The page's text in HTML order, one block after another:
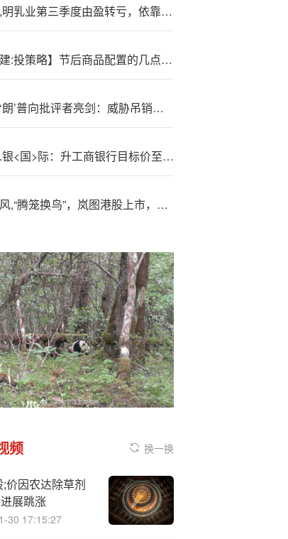
光,明乳业第三季度由盈转亏，依靠出售亏损资产“回血”
【建:投策略】节后商品配置的几点想法
特‘朗’普向批评者亮剑：威胁吊销电视台执照，称“97%媒体与我为敌”
中.银<国>际：升工商银行目标价至8.34港元 维持“买入”评级
东风,“腾笼换鸟”，岚图港股上市，细节全在这了
频 换一换
价因农达除草剂
展跳涨
30 17:15:27